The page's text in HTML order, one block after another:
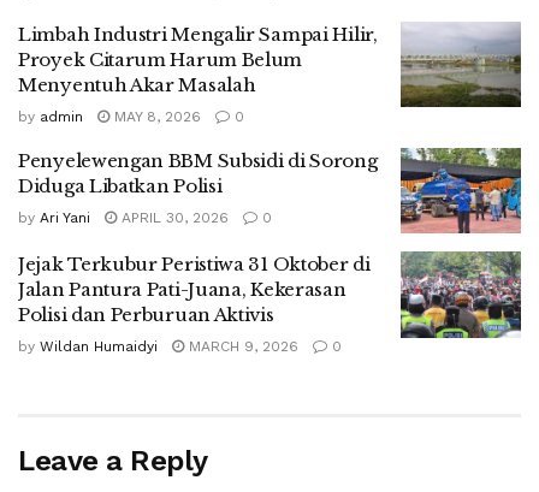
Limbah Industri Mengalir Sampai Hilir,
Proyek Citarum Harum Belum
Menyentuh Akar Masalah
by admin MAY 8, 2026 0
Penyelewengan BBM Subsidi di Sorong
Diduga Libatkan Polisi
by Ari Yani APRIL 30, 2026 0
Jejak Terkubur Peristiwa 31 Oktober di
Jalan Pantura Pati-Juana, Kekerasan
Polisi dan Perburuan Aktivis
by Wildan Humaidyi MARCH 9, 2026 0
Leave a Reply